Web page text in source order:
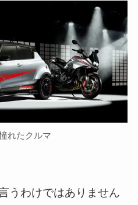
れたクルマ
うわけではありません